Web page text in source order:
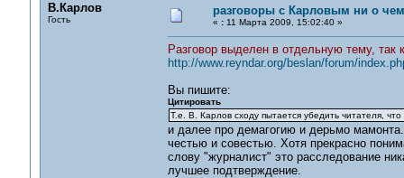
В.Карлов
Гость
разговоры с Карловым ни о
« :11 Марта 2009, 15:02:40 »
Разговор выделен в отдельную тему,
http://www.reyndar.org/beslan/forum/
Вы пишите:
Цитировать
Т.е. В. Карлов сходу пытается убедить читателя,
и далее про демагогию и дерьмо
честью и совестью. Хотя прекрасно
слову "журналист" это расследование
лучшее подтверждение.